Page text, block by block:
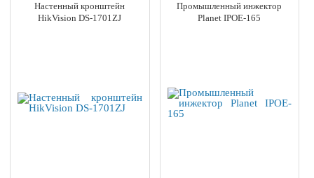
Настенный кронштейн
HikVision DS-1701ZJ
Промышленный инжектор
Planet IPOE-165